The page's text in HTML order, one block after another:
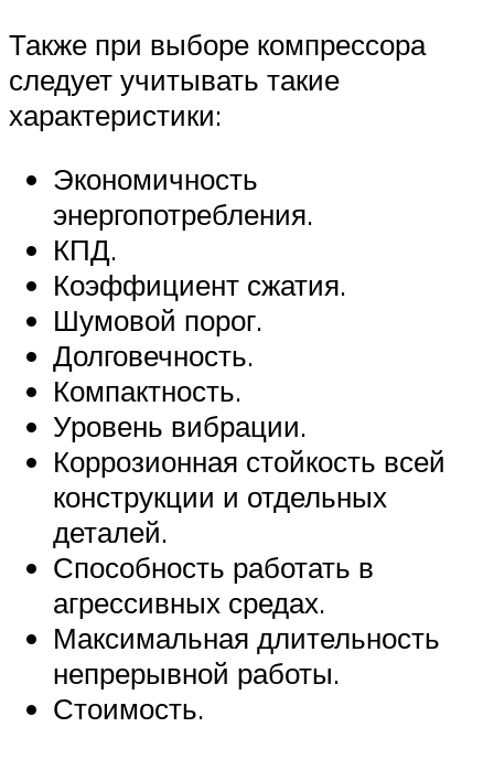
Также при выборе компрессора
следует учитывать такие
характеристики:
Экономичность
энергопотребления.
КПД.
Коэффициент сжатия.
Шумовой порог.
Долговечность.
Компактность.
Уровень вибрации.
Коррозионная стойкость всей
конструкции и отдельных
деталей.
Способность работать в
агрессивных средах.
Максимальная длительность
непрерывной работы.
Стоимость.